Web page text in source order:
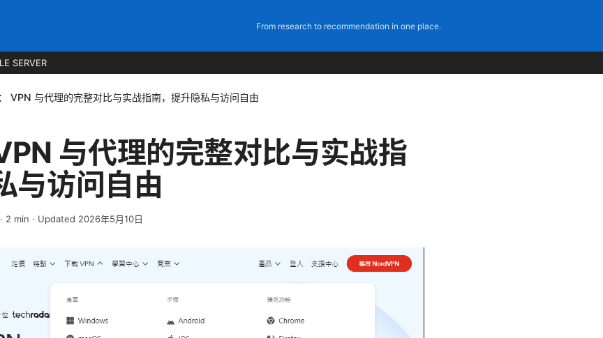
From research to recommendation in one place.
SERVER
VPN 与代理的完整对比与实战指南，提升隐私与访问自由
与代理的完整对比与实战指
与访问自由
· 2 min · Updated 2026年5月10日